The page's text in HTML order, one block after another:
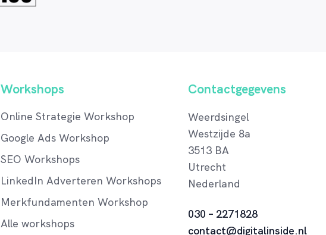
Workshops
Online Strategie Workshop
Google Ads Workshop
SEO Workshops
LinkedIn Adverteren Workshops
Merkfundamenten Workshop
Alle workshops
Contactgegevens
Weerdsingel
Westzijde 8a
3513 BA
Utrecht
Nederland
030 – 2271828
contact@digitalinside.nl